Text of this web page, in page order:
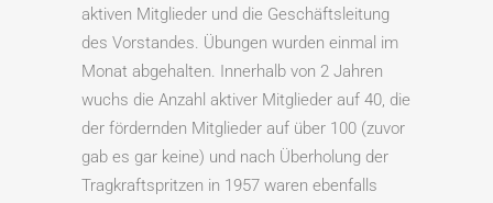
aktiven Mitglieder und die Geschäftsleitung
des Vorstandes. Übungen wurden einmal im
Monat abgehalten. Innerhalb von 2 Jahren
wuchs die Anzahl aktiver Mitglieder auf 40, die
der fördernden Mitglieder auf über 100 (zuvor
gab es gar keine) und nach Überholung der
Tragkraftspritzen in 1957 waren ebenfalls